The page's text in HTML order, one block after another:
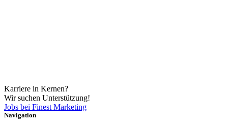
Karriere in Kernen?
Wir suchen Unterstützung!
Jobs bei Finest Marketing
Navigation